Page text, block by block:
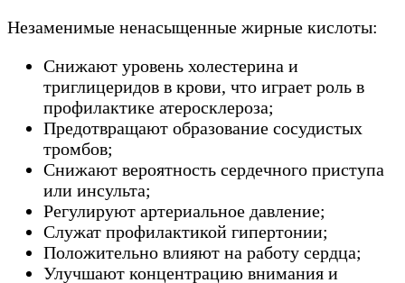
Незаменимые ненасыщенные жирные кислоты:
Снижают уровень холестерина и
триглицеридов в крови, что играет роль в
профилактике атеросклероза;
Предотвращают образование сосудистых
тромбов;
Снижают вероятность сердечного приступа
или инсульта;
Регулируют артериальное давление;
Служат профилактикой гипертонии;
Положительно влияют на работу сердца;
Улучшают концентрацию внимания и